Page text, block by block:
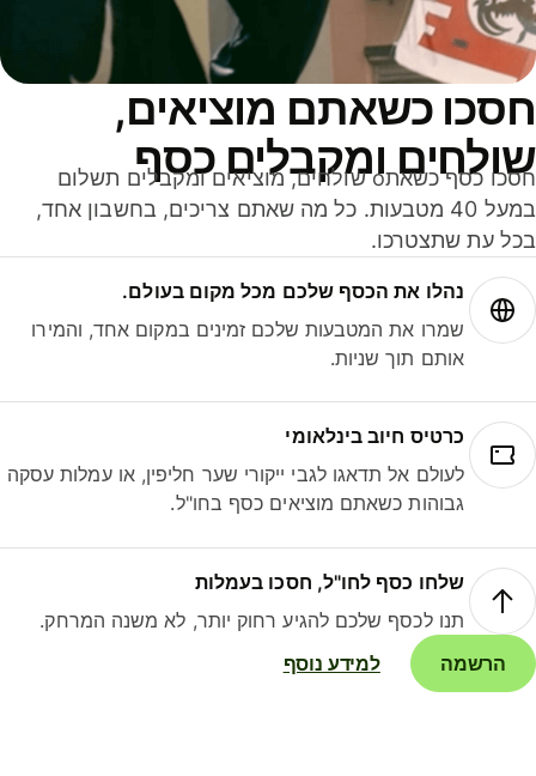
כשאתם מוציאים,
ומקבלים כסף
חסכו כסף כשאתo שולחים, מוציאים ומקבלים תשלום
במעל 40 מטבעות. כל מה שאתם צריכים, בחשבון אחד,
עת שתצטרכו.
נהלו את הכסף שלכם מכל מקום בעולם.
שמרו את המטבעות שלכם זמינים במקום אחד, והמירו
אותם תוך שניות.
כרטיס חיוב בינלאומי
לעולם אל תדאגו לגבי ייקורי שער חליפין, או עמלות עסקה
גבוהות כשאתם מוציאים כסף בחו"ל.
שלחו כסף לחו"ל, חסכו בעמלות
תנו לכסף שלכם להגיע רחוק יותר, לא משנה המרחק.
הרשמה
למידע נוסף